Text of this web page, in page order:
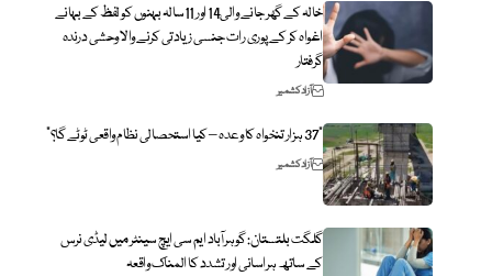
خالہ کے گھر جانے والی14 اور 11سالہ بہنوں کو لفظ کے بہانے
اغواہ کر کے پوری رات جنسی زیادتی کرنے والا وحشی درندہ
گرفتار
آزاد کشمیر
“37 ہزار تنخواہ کا وعدہ – کیا استحصالی نظام واقعی ٹوٹے گا؟”
آزاد کشمیر
گلگت بلتستان: گوہرآباد ایم سی ایچ سینٹر میں لیڈی نرس
کے ساتھ ہراسانی اور تشدد کا المناک واقعہ